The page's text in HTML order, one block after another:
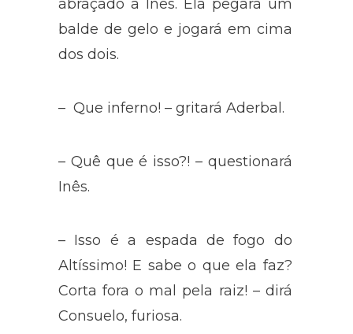
abraçado a Inês. Ela pegará um
balde de gelo e jogará em cima
dos dois.
– Que inferno! – gritará Aderbal.
– Quê que é isso?! – questionará
Inês.
– Isso é a espada de fogo do
Altíssimo! E sabe o que ela faz?
Corta fora o mal pela raiz! – dirá
Consuelo, furiosa.